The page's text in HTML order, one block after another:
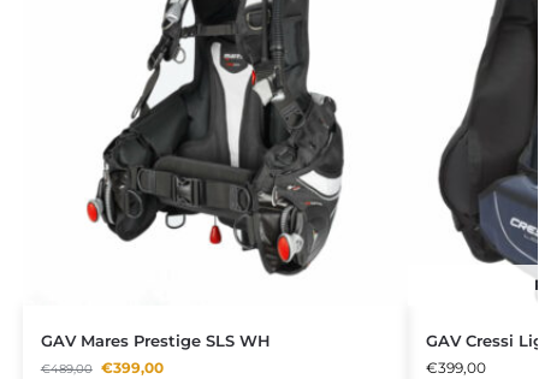
GAV Mares Prestige SLS WH
€489,00 €399,00
GAV Cressi
€399,00